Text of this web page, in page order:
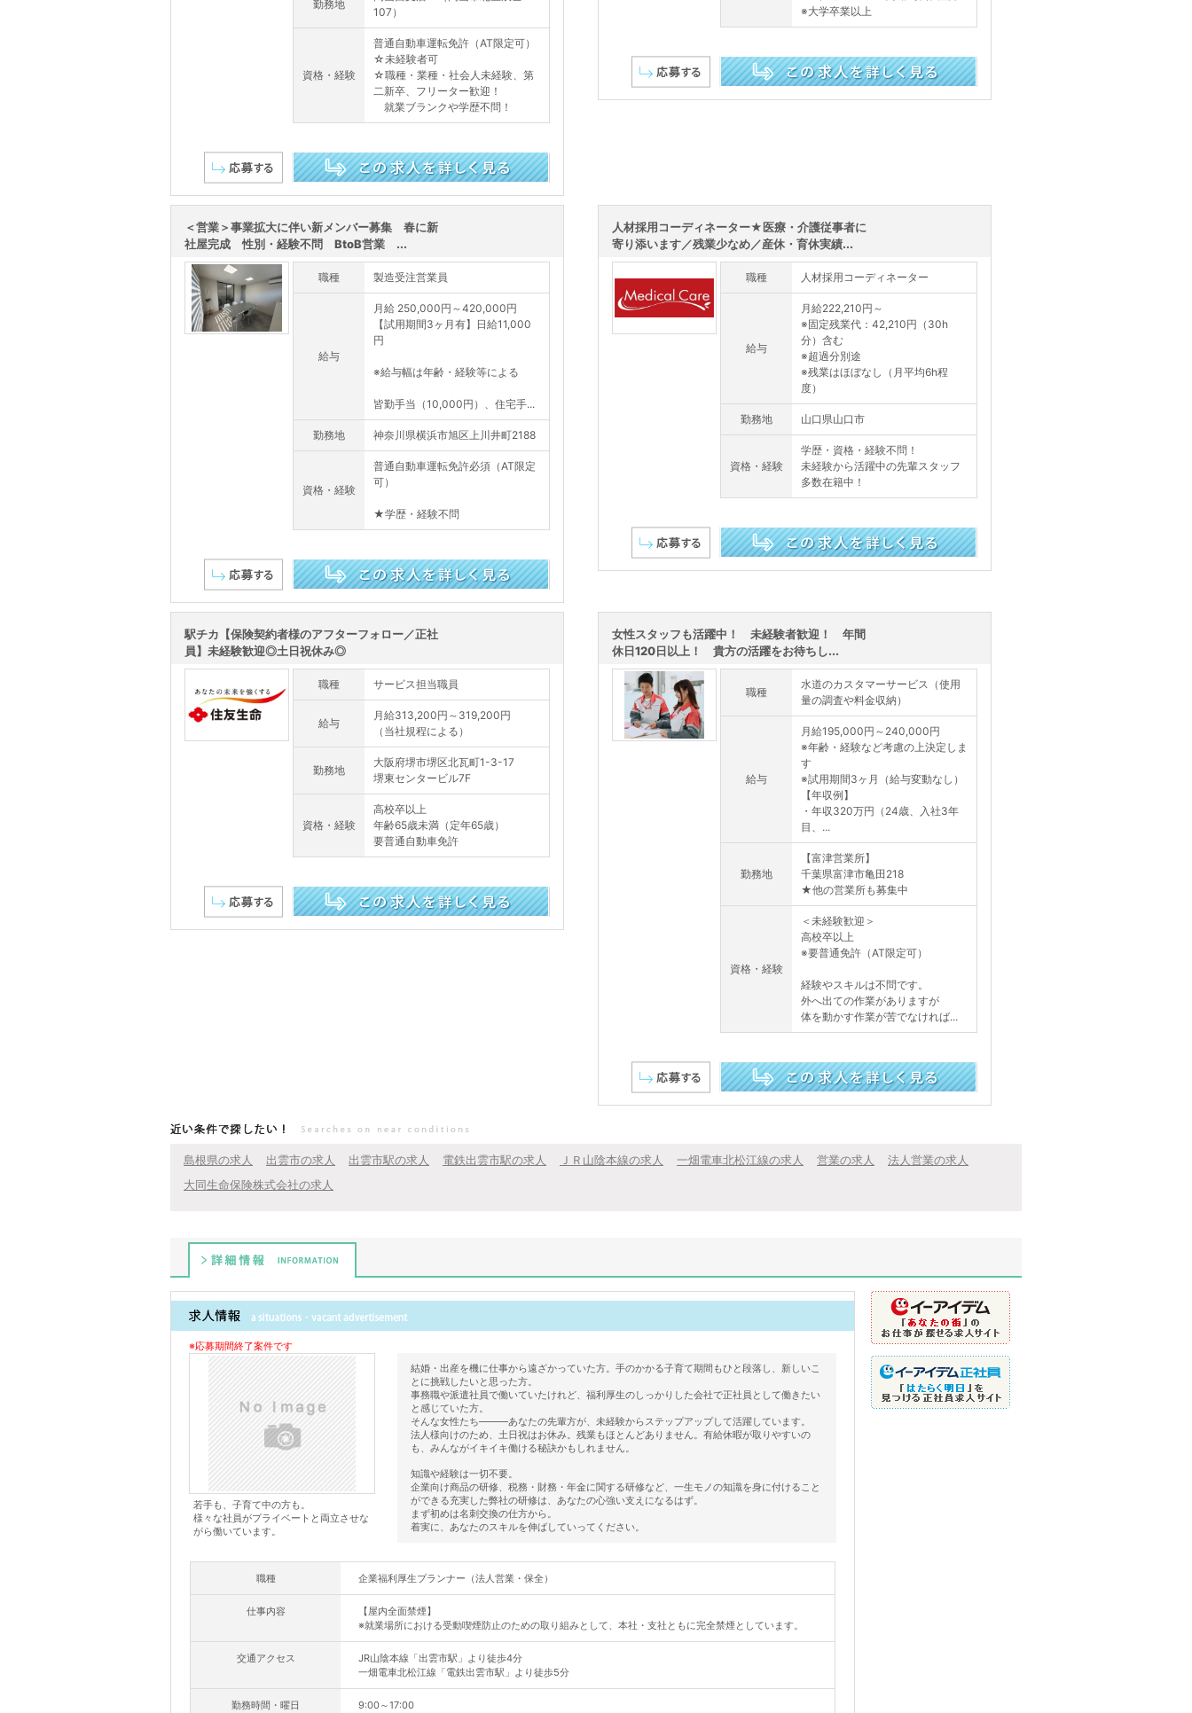
勤務地
107）
資格・経験
普通自動車運転免許（AT限定可）
☆未経験者可
☆職種・業種・社会人未経験、第
二新卒、フリーター歓迎！
就業ブランクや学歴不問！
※大学卒業以上
＜営業＞事業拡大に伴い新メンバー募集 春に新
社屋完成 性別・経験不問 BtoB営業 ...
職種 製造受注営業員
給与
月給 250,000円～420,000円
【試用期間3ヶ月有】日給11,000
円
※給与幅は年齢・経験等による
皆勤手当（10,000円）、住宅手...
勤務地 神奈川県横浜市旭区上川井町2188
資格・経験
普通自動車運転免許必須（AT限定
可）
★学歴・経験不問
人材採用コーディネーター★医療・介護従事者に
寄り添います／残業少なめ／産休・育休実績...
職種 人材採用コーディネーター
給与
月給222,210円～
※固定残業代：42,210円（30h
分）含む
※超過分別途
※残業はほぼなし（月平均6h程
度）
勤務地 山口県山口市
資格・経験
学歴・資格・経験不問！
未経験から活躍中の先輩スタッフ
多数在籍中！
駅チカ【保険契約者様のアフターフォロー／正社
員】未経験歓迎◎土日祝休み◎
職種 サービス担当職員
給与
月給313,200円～319,200円
（当社規程による）
勤務地
大阪府堺市堺区北瓦町1-3-17
堺東センタービル7F
資格・経験
高校卒以上
年齢65歳未満（定年65歳）
要普通自動車免許
女性スタッフも活躍中！ 未経験者歓迎！ 年間
休日120日以上！ 貴方の活躍をお待ちし...
職種
水道のカスタマーサービス（使用
量の調査や料金収納）
給与
月給195,000円～240,000円
※年齢・経験など考慮の上決定しま
す
※試用期間3ヶ月（給与変動なし）
【年収例】
・年収320万円（24歳、入社3年
目、...
勤務地
【富津営業所】
千葉県富津市亀田218
★他の営業所も募集中
資格・経験
＜未経験歓迎＞
高校卒以上
※要普通免許（AT限定可）
経験やスキルは不問です。
外へ出ての作業がありますが
体を動かす作業が苦でなければ...
島根県の求人 出雲市の求人 出雲市駅の求人 電鉄出雲市駅の求人 ＪＲ山陰本線の求人 一畑電車北松江線の求人 営業の求人
法人営業の求人
大同生命保険株式会社の求人
※応募期間終了案件です
若手も、子育て中の方も。
様々な社員がプライベートと両立させな
がら働いています。
結婚・出産を機に仕事から遠ざかっていた方。手のかかる子育て期間もひと段落し、新しいこ
とに挑戦したいと思った方。
事務職や派遣社員で働いていたけれど、福利厚生のしっかりした会社で正社員として働きたい
と感じていた方。
そんな女性たち―――あなたの先輩方が、未経験からステップアップして活躍しています。
法人様向けのため、土日祝はお休み。残業もほとんどありません。有給休暇が取りやすいの
も、みんながイキイキ働ける秘訣かもしれません。
知識や経験は一切不要。
企業向け商品の研修、税務・財務・年金に関する研修など、一生モノの知識を身に付けること
ができる充実した弊社の研修は、あなたの心強い支えになるはず。
まず初めは名刺交換の仕方から。
着実に、あなたのスキルを伸ばしていってください。
職種 企業福利厚生プランナー（法人営業・保全）
仕事内容
【屋内全面禁煙】
※就業場所における受動喫煙防止のための取り組みとして、本社・支社ともに完全禁煙としています。
交通アクセス
JR山陰本線「出雲市駅」より徒歩4分
一畑電車北松江線「電鉄出雲市駅」より徒歩5分
勤務時間・曜日 9:00～17:00